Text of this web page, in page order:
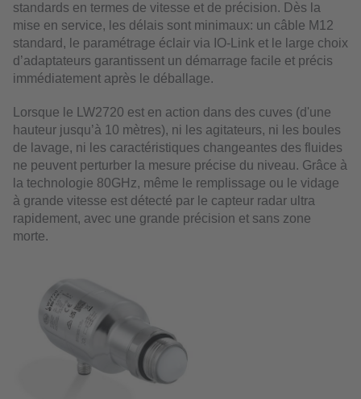
standards en termes de vitesse et de précision. Dès la
mise en service, les délais sont minimaux: un câble M12
standard, le paramétrage éclair via IO-Link et le large choix
d’adaptateurs garantissent un démarrage facile et précis
immédiatement après le déballage.
Lorsque le LW2720 est en action dans des cuves (d'une
hauteur jusqu’à 10 mètres), ni les agitateurs, ni les boules
de lavage, ni les caractéristiques changeantes des fluides
ne peuvent perturber la mesure précise du niveau. Grâce à
la technologie 80GHz, même le remplissage ou le vidage
à grande vitesse est détecté par le capteur radar ultra
rapidement, avec une grande précision et sans zone
morte.